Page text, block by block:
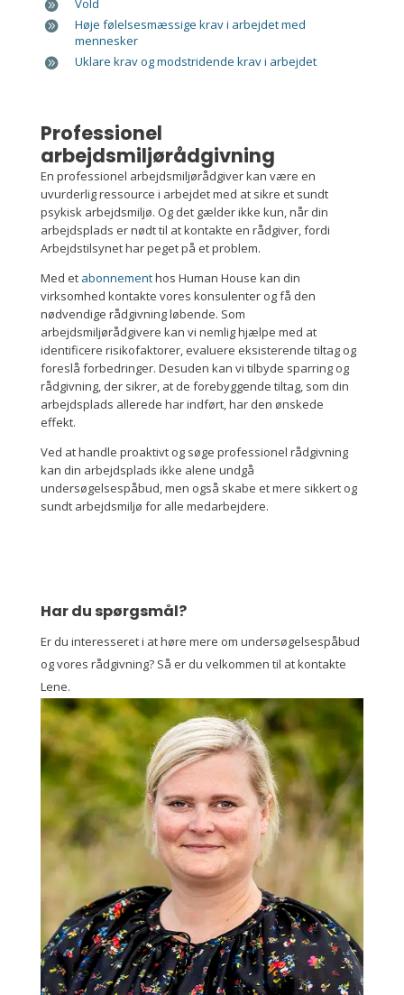
Vold
Høje følelsesmæssige krav i arbejdet med
mennesker
Uklare krav og modstridende krav i arbejdet
Professionel
arbejdsmiljørådgivning
En professionel arbejdsmiljørådgiver kan være en
uvurderlig ressource i arbejdet med at sikre et sundt
psykisk arbejdsmiljø. Og det gælder ikke kun, når din
arbejdsplads er nødt til at kontakte en rådgiver, fordi
Arbejdstilsynet har peget på et problem.
Med et abonnementhos Human House kan din
virksomhed kontakte vores konsulenter og få den
nødvendige rådgivning løbende. Som
arbejdsmiljørådgivere kan vi nemlig hjælpe med at
identificere risikofaktorer, evaluere eksisterende tiltag og
foreslå forbedringer. Desuden kan vi tilbyde sparring og
rådgivning, der sikrer, at de forebyggende tiltag, som din
arbejdsplads allerede har indført, har den ønskede
effekt.
Ved at handle proaktivt og søge professionel rådgivning
kan din arbejdsplads ikke alene undgå
undersøgelsespåbud, men også skabe et mere sikkert og
sundt arbejdsmiljø for alle medarbejdere.
Har du spørgsmål?
Er du interesseret i at høre mere om undersøgelsespåbud
og vores rådgivning? Så er du velkommen til at kontakte
Lene.